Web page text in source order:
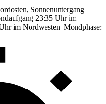
Sonnenuntergang
23:35 Uhr im
im Nordwesten. Mondphase: